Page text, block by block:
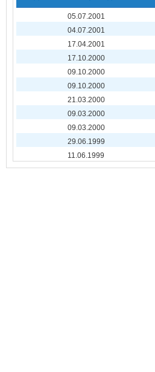
05.07.2001
04.07.2001
17.04.2001
17.10.2000
09.10.2000
09.10.2000
21.03.2000
09.03.2000
09.03.2000
29.06.1999
11.06.1999